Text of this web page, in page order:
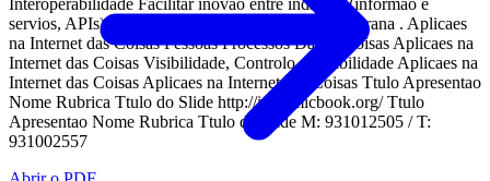
servios, APIs) . REGULATRIOS Privacidade Segurana . Aplicaes
na Internet das Coisas Pessoas Processos Dados Coisas Aplicaes na
Internet das Coisas Visibilidade, Controlo, Flexibilidade Aplicaes na
Internet das Coisas Aplicaes na Internet das Coisas Ttulo Apresentao
Nome Rubrica Ttulo do Slide http://iotcomicbook.org/ Ttulo
Apresentao Nome Rubrica Ttulo do Slide M: 931012505 / T:
931002557